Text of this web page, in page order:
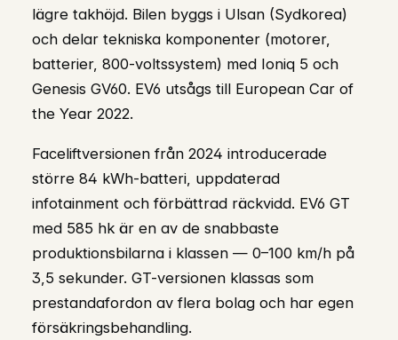
lägre takhöjd. Bilen byggs i Ulsan (Sydkorea)
och delar tekniska komponenter (motorer,
batterier, 800-voltssystem) med Ioniq 5 och
Genesis GV60. EV6 utsågs till European Car of
the Year 2022.
Faceliftversionen från 2024 introducerade
större 84 kWh-batteri, uppdaterad
infotainment och förbättrad räckvidd. EV6 GT
med 585 hk är en av de snabbaste
produktionsbilarna i klassen — 0–100 km/h på
3,5 sekunder. GT-versionen klassas som
prestandafordon av flera bolag och har egen
försäkringsbehandling.